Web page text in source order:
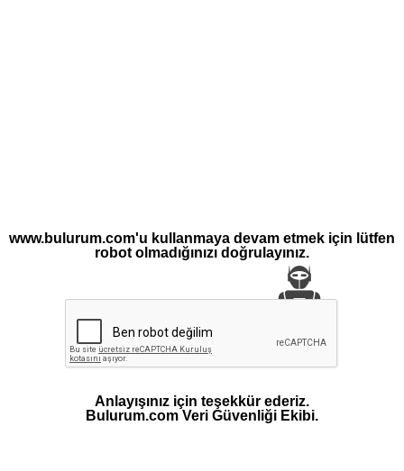
www.bulurum.com'u kullanmaya devam etmek için lütfen
robot olmadığınızı doğrulayınız.
Anlayışınız için teşekkür ederiz.
Bulurum.com Veri Güvenliği Ekibi.